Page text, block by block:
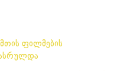
ფილმების